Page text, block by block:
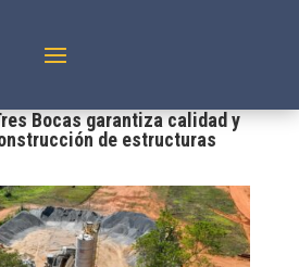
Bocas garantiza calidad y
de estructuras